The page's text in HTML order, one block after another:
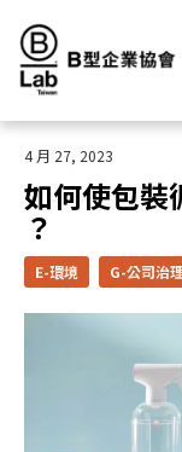
content
E-環境 G-公司治
如何使包裝
？
4 月 27, 2023